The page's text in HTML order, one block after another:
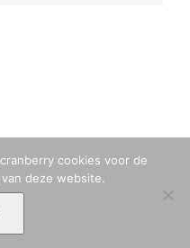
| T. +31 (0)6 23 77 88 49 |
cookies voor de
deze website.